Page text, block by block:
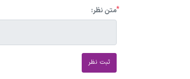
متن نظر:*
ثبت نظر